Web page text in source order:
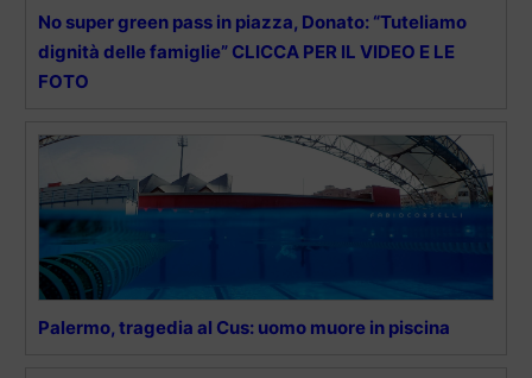
No super green pass in piazza, Donato: “Tuteliamo
dignità delle famiglie” CLICCA PER IL VIDEO E LE
FOTO
Palermo, tragedia al Cus: uomo muore in piscina